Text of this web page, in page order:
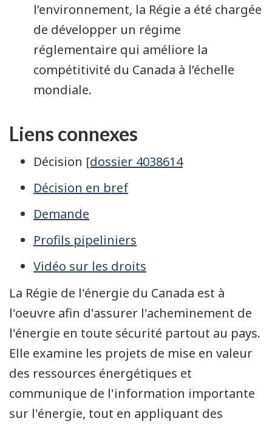
l’environnement, la Régie a été chargée
de développer un régime
réglementaire qui améliore la
compétitivité du Canada à l’échelle
mondiale.
Liens connexes
Décision [dossier 4038614
Décision en bref
Demande
Profils pipeliniers
Vidéo sur les droits
La Régie de l'énergie du Canada est à
l'oeuvre afin d'assurer l'acheminement de
l'énergie en toute sécurité partout au pays.
Elle examine les projets de mise en valeur
des ressources énergétiques et
communique de l'information importante
sur l'énergie, tout en appliquant des